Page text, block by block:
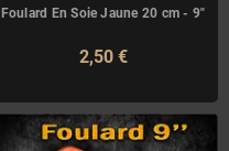
Foulard En Soie Jaune 20 cm - 9"
2,50 €